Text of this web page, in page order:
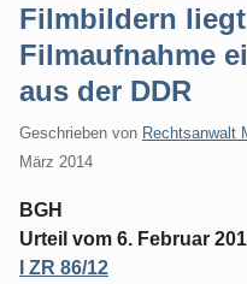
Filmbildern
Filmaufnahme
aus der DDR
Geschrieben von Rechtsanwalt
März 2014
BGH
Urteil vom 6. Februar
I ZR 86/12